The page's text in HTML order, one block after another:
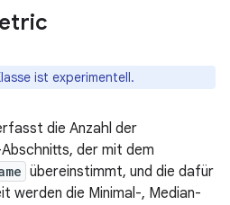
ist experimentell.
die Anzahl der
der mit dem
übereinstimmt, und die dafür
werden die Minimal-, Median-